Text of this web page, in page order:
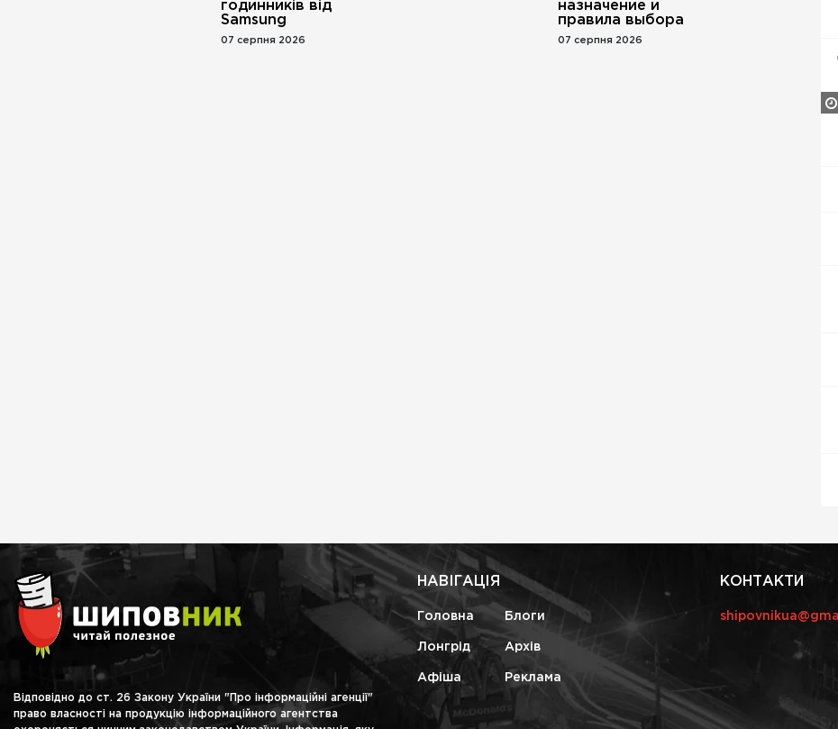
годинників від
Samsung
07 серпня 2026
назначение и
правила выбора
07 серпня 2026
Відповідно до ст. 26 Закону України "Про інформаційні агенції"
право власності на продукцію інформаційного агентства
НАВІГАЦІЯ
Головна Блоги
Лонгрід Архів
Афіша Реклама
КОНТАКТИ